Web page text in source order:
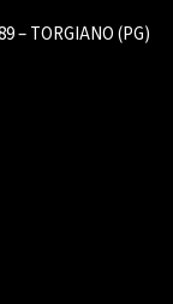
– TORGIANO (PG)